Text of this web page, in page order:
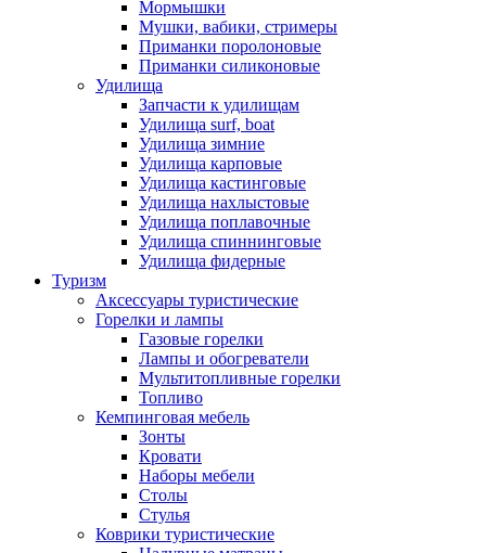
Мормышки
Мушки, вабики, стримеры
Приманки поролоновые
Приманки силиконовые
Удилища
Запчасти к удилищам
Удилища surf, boat
Удилища зимние
Удилища карповые
Удилища кастинговые
Удилища нахлыстовые
Удилища поплавочные
Удилища спиннинговые
Удилища фидерные
Туризм
Аксессуары туристические
Горелки и лампы
Газовые горелки
Лампы и обогреватели
Мультитопливные горелки
Топливо
Кемпинговая мебель
Зонты
Кровати
Наборы мебели
Столы
Стулья
Коврики туристические